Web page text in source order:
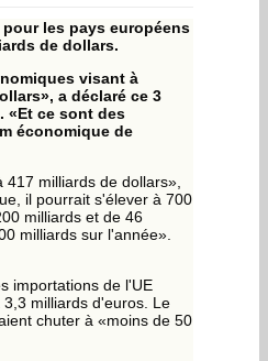
les pays européens
de dollars.
visant à
a déclaré ce 3
«Et ce sont des
économique de
milliards de dollars»,
il pourrait s'élever à 700
milliards et de 46
milliards sur l'année».
importations de l'UE
milliards d'euros. Le
chuter à «moins de 50